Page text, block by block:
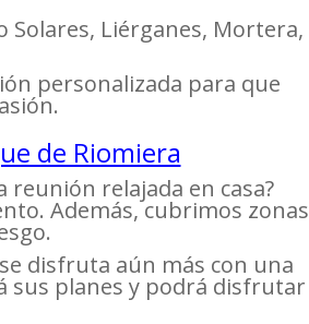
Solares, Liérganes, Mortera,
personalizada para que
de Riomiera
relajada en casa?
Además, cubrimos zonas
disfruta aún más con una
sus planes y podrá disfrutar